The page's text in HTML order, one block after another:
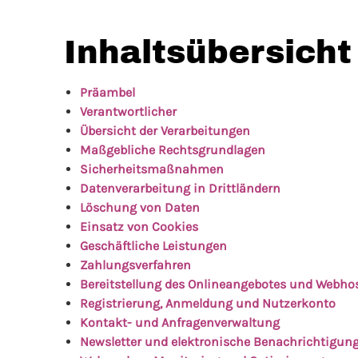
Inhaltsübersicht
Präambel
Verantwortlicher
Übersicht der Verarbeitungen
Maßgebliche Rechtsgrundlagen
Sicherheitsmaßnahmen
Datenverarbeitung in Drittländern
Löschung von Daten
Einsatz von Cookies
Geschäftliche Leistungen
Zahlungsverfahren
Bereitstellung des Onlineangebotes und
Registrierung, Anmeldung und Nutzerkonto
Kontakt- und Anfragenverwaltung
Newsletter und elektronische